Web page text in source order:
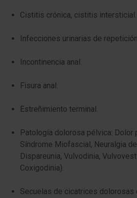
Cistitis crónica, cistitis intersticial.
Infecciones urinarias de
Incontinencia anal.
Fisura anal.
Estreñimiento terminal.
Patología dolorosa pélvica: Dolor
Síndrome Miofascial, Neuralgia
Dispareunia, Vulvodinia,
Coxigodinia).
Secuelas de cicatrices dolorosas